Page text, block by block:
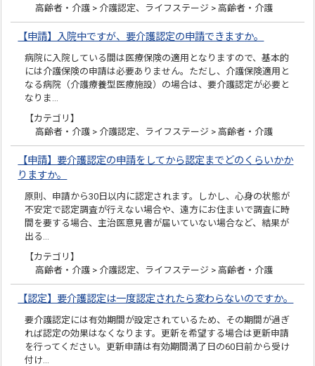
高齢者・介護 > 介護認定、ライフステージ > 高齢者・介護
【申請】入院中ですが、要介護認定の申請できますか。
病院に入院している間は医療保険の適用となりますので、基本的
には介護保険の申請は必要ありません。ただし、介護保険適用と
なる病院（介護療養型医療施設）の場合は、要介護認定が必要と
なりま…
【カテゴリ】
高齢者・介護 > 介護認定、ライフステージ > 高齢者・介護
【申請】要介護認定の申請をしてから認定までどのくらいかか
りますか。
原則、申請から30日以内に認定されます。しかし、心身の状態が
不安定で認定調査が行えない場合や、遠方にお住まいで調査に時
間を要する場合、主治医意見書が届いていない場合など、結果が
出る…
【カテゴリ】
高齢者・介護 > 介護認定、ライフステージ > 高齢者・介護
【認定】要介護認定は一度認定されたら変わらないのですか。
要介護認定には有効期間が設定されているため、その期間が過ぎ
れば認定の効果はなくなります。更新を希望する場合は更新申請
を行ってください。更新申請は有効期間満了日の60日前から受け
付け…